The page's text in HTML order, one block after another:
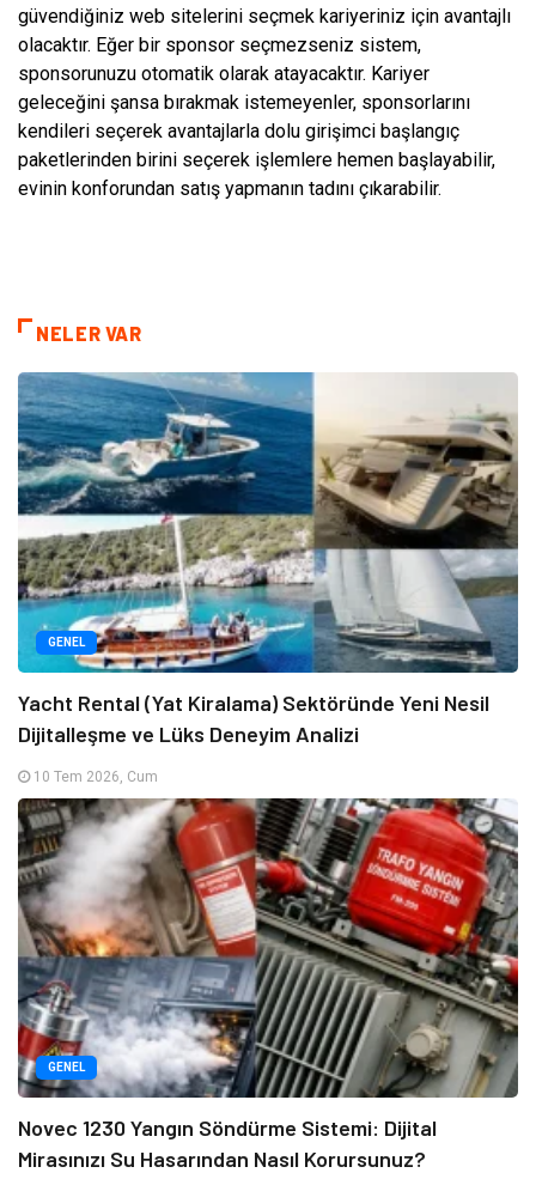
güvendiğiniz web sitelerini seçmek kariyeriniz için avantajlı
olacaktır. Eğer bir sponsor seçmezseniz sistem,
sponsorunuzu otomatik olarak atayacaktır. Kariyer
geleceğini şansa bırakmak istemeyenler, sponsorlarını
kendileri seçerek avantajlarla dolu girişimci başlangıç
paketlerinden birini seçerek işlemlere hemen başlayabilir,
evinin konforundan satış yapmanın tadını çıkarabilir.
NELER VAR
GENEL
Yacht Rental (Yat Kiralama) Sektöründe Yeni Nesil
Dijitalleşme ve Lüks Deneyim Analizi
10 Tem 2026, Cum
GENEL
Novec 1230 Yangın Söndürme Sistemi: Dijital
Mirasınızı Su Hasarından Nasıl Korursunuz?